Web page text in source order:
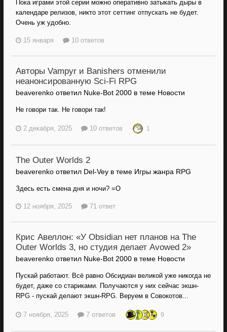
Пока играми этой серии можно оперативно затыкать дыры в
календаре релизов, никто этот сеттинг отпускать не будет.
Очень уж удобно.
15 января 10 ответов
Авторы Vampyr и Banishers отменили
неанонсированную Sci-Fi RPG
beaverenko ответил Nuke-Bot 2000 в теме Новости
Не говори так. Не говори так!
2 декабря, 2025 10 ответов 1
The Outer Worlds 2
beaverenko ответил Del-Vey в теме Игры жанра RPG
Здесь есть смена дня и ночи? =О
12 ноября, 2025 71 ответ
Крис Авеллон: «У Obsidian нет планов на The
Outer Worlds 3, но студия делает Avowed 2»
beaverenko ответил Nuke-Bot 2000 в теме Новости
Пускай работают. Всё равно Обсидиан великой уже никогда не
будет, даже со стариками. Получаются у них сейчас экшн-
RPG - пускай делают экшн-RPG. Веруем в Совокотов...
7 ноября, 2025 7 ответов 9